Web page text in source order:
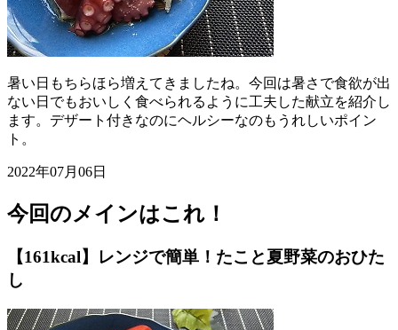
暑い日もちらほら増えてきましたね。今回は暑さで食欲が出
ない日でもおいしく食べられるように工夫した献立を紹介し
ます。デザート付きなのにヘルシーなのもうれしいポイン
ト。
2022年07月06日
今回のメインはこれ！
【161kcal】レンジで簡単！たこと夏野菜のおひた
し